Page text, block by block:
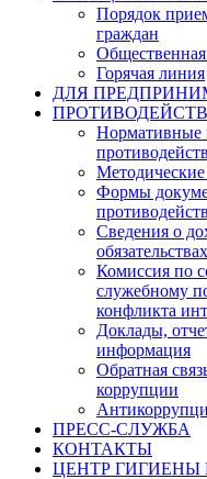
Порядок
граждан
Горячая линия
ДЛЯ
Нормативные
Формы
Сведения о
Комиссия по
служебному
конфликта
Доклады,
информация
Обратная
коррупции
ПРЕСС-СЛУЖБА
КОНТАКТЫ
ЦЕНТР